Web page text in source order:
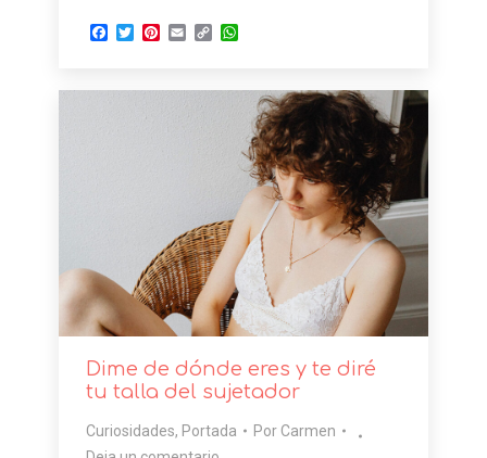
Facebook
TwitterPinterest
EmailCopyWhatsApp
Dime de dónde eres y te diré
tu talla del sujetador
Curiosidades, Portada Por Carmen